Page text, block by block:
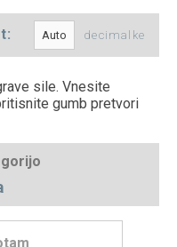
decimalke
sile. Vnesite
gumb pretvori